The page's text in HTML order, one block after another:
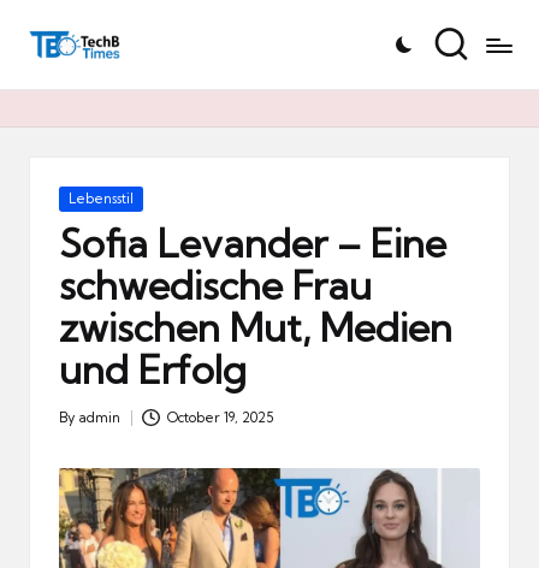
T
h
Posted
Lebensstil
Sofia Levander – Eine
schwedische Frau
zwischen Mut, Medien
und Erfolg
Posted
By admin October 19, 2025